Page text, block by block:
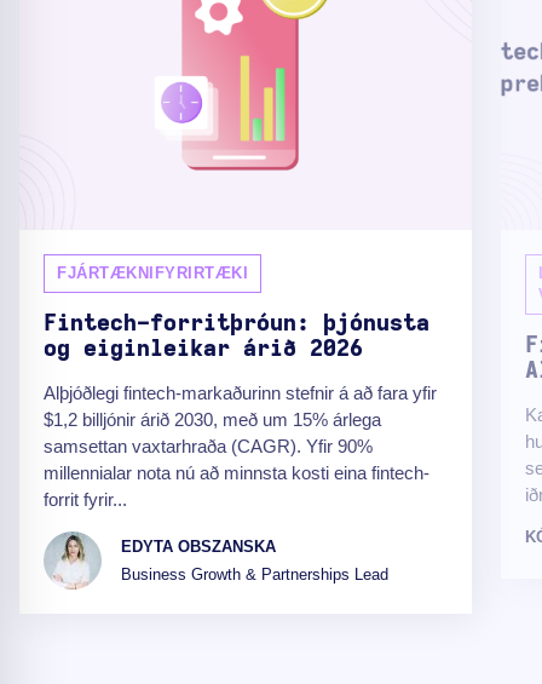
FJÁRTÆKNIFYRIRTÆKI
Fintech-forritþróun: þjónusta
og eiginleikar árið 2026
Alþjóðlegi fintech-markaðurinn stefnir á að fara yfir
$1,2 billjónir árið 2030, með um 15% árlega
samsettan vaxtarhraða (CAGR). Yfir 90%
millennialar nota nú að minnsta kosti eina fintech-
forrit fyrir...
EDYTA OBSZANSKA
Business Growth & Partnerships Lead